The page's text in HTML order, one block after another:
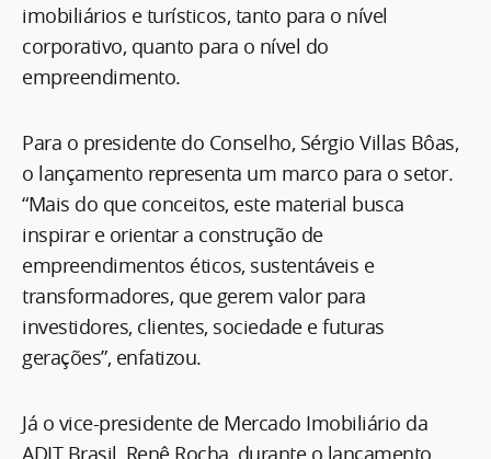
imobiliários e turísticos, tanto para o nível
corporativo, quanto para o nível do
empreendimento.
Para o presidente do Conselho, Sérgio Villas Bôas,
o lançamento representa um marco para o setor.
“Mais do que conceitos, este material busca
inspirar e orientar a construção de
empreendimentos éticos, sustentáveis e
transformadores, que gerem valor para
investidores, clientes, sociedade e futuras
gerações”, enfatizou.
Já o vice-presidente de Mercado Imobiliário da
ADIT Brasil, Renê Rocha, durante o lançamento,